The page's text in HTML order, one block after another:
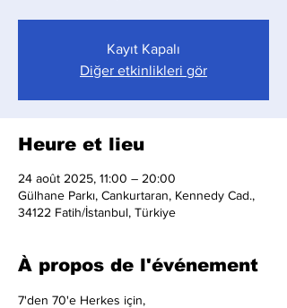
Kayıt Kapalı
Diğer etkinlikleri gör
Heure et lieu
24 août 2025, 11:00 – 20:00
Gülhane Parkı, Cankurtaran, Kennedy Cad.,
34122 Fatih/İstanbul, Türkiye
À propos de l'événement
7'den 70'e Herkes için,